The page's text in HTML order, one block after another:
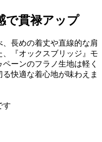
で貫禄アップ
長めの着丈や直線的な肩
『オックスブリッジ』モ
ーンのフラノ生地は軽く
快適な着心地が味わえま
す